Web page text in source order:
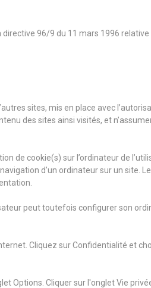
96/9 du 11 mars 1996
sites, mis en place avec
des sites ainsi visités, et
de cookie(s) sur l’ordinateur de
d’un ordinateur sur un site.
peut toutefois configurer son
Cliquez sur Confidentialité et
Options. Cliquer sur l'onglet Vie